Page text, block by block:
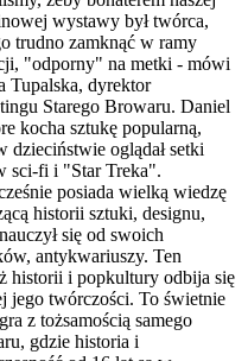
wystawy był twórca,
trudno zamknąć w ramy
"odporny" na metki - mówi
Tupalska, dyrektor
Starego Browaru. Daniel
kocha sztukę popularną,
dzieciństwie oglądał setki
sci-fi i "Star Treka".
posiada wielką wiedzę
historii sztuki, designu,
się od swoich
antykwariuszy. Ten
historii i popkultury odbija się
jego twórczości. To świetnie
z tożsamością samego
gdzie historia i